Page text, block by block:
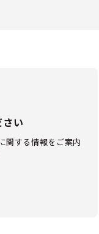
い
関する情報をご案内